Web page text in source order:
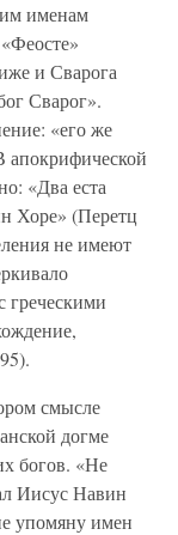
именам
и Сварога
Сварог».
«его же
«Два еста
Хоре» (Перетц
не имеют
греческими
смысле
догме
богов. «Не
Иисус Навин
упомяну имен